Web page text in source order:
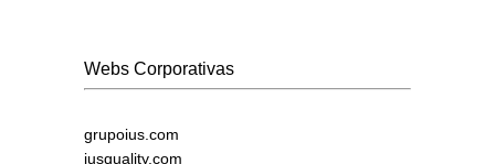
Webs Corporativas
grupoius.com
iusquality.com